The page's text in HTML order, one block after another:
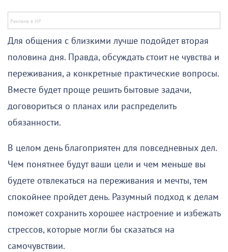
Для общения с близкими лучше подойдет вторая
половина дня. Правда, обсуждать стоит не чувства и
переживания, а конкретные практические вопросы.
Вместе будет проще решить бытовые задачи,
договориться о планах или распределить
обязанности.
В целом день благоприятен для повседневных дел.
Чем понятнее будут ваши цели и чем меньше вы
будете отвлекаться на переживания и мечты, тем
спокойнее пройдет день. Разумный подход к делам
поможет сохранить хорошее настроение и избежать
стрессов, которые могли бы сказаться на
самочувствии.